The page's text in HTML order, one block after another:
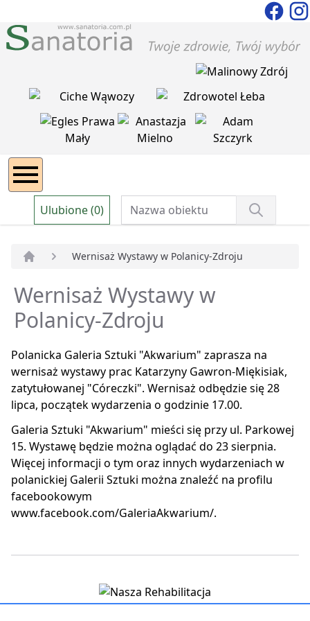
Ulubione (0)
Wernisaż Wystawy w Polanicy-Zdroju
Wernisaż Wystawy w
Polanicy-Zdroju
Polanicka Galeria Sztuki "Akwarium" zaprasza na
wernisaż wystawy prac Katarzyny Gawron-Miękisiak,
zatytułowanej "Córeczki". Wernisaż odbędzie się 28
lipca, początek wydarzenia o godzinie 17.00.
Galeria Sztuki "Akwarium" mieści się przy ul. Parkowej
15. Wystawę będzie można oglądać do 23 sierpnia.
Więcej informacji o tym oraz innych wydarzeniach w
polanickiej Galerii Sztuki można znaleźć na profilu
facebookowym
www.facebook.com/GaleriaAkwarium/.